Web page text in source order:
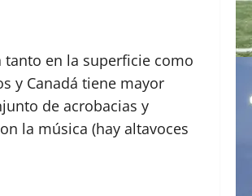
en la superficie como
y Canadá tiene mayor
de acrobacias y
la música (hay altavoces